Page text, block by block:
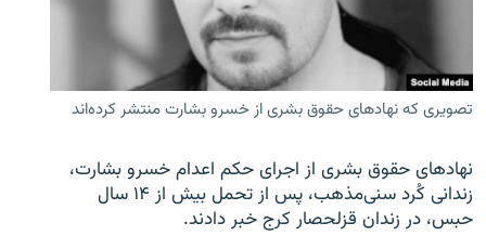
تصویری که نهادهای حقوق بشری از خسرو بشارت منتشر کرده‌اند
نهادهای حقوق بشری از اجرای حکم اعدام خسرو بشارت،
زندانی کُرد سنی‌مذهب، پس از تحمل بیش از ۱۴ سال
حبس، در زندان قزلحصار کرج خبر دادند.